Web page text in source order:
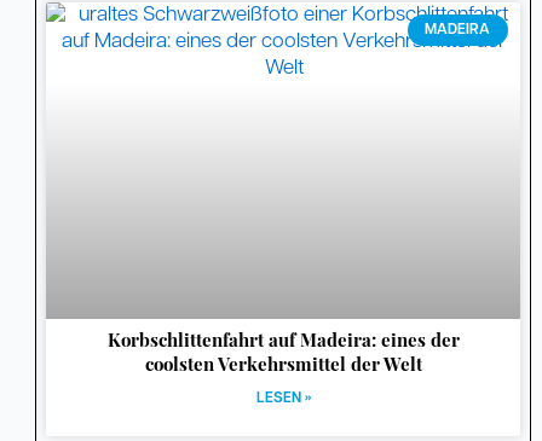
MADEIRA
Korbschlittenfahrt auf Madeira: eines der
coolsten Verkehrsmittel der Welt
LESEN »